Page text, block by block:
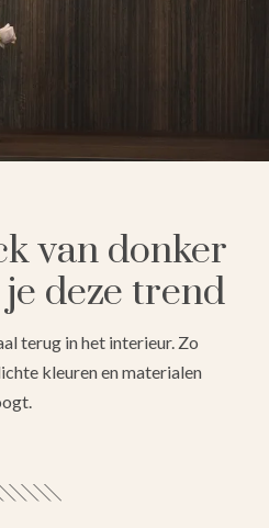
van donker
deze trend
terug in het interieur. Zo
kleuren en materialen